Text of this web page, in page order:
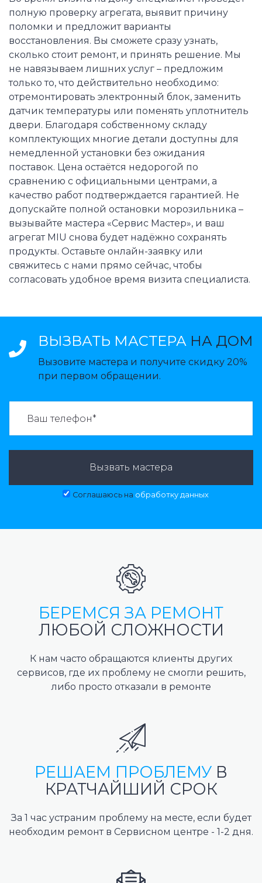
полную проверку агрегата, выявит причину
поломки и предложит варианты
восстановления. Вы сможете сразу узнать,
сколько стоит ремонт, и принять решение. Мы
не навязываем лишних услуг – предложим
только то, что действительно необходимо:
отремонтировать электронный блок, заменить
датчик температуры или поменять уплотнитель
двери. Благодаря собственному складу
комплектующих многие детали доступны для
немедленной установки без ожидания
поставок. Цена остаётся недорогой по
сравнению с официальными центрами, а
качество работ подтверждается гарантией. Не
допускайте полной остановки морозильника –
вызывайте мастера «Сервис Мастер», и ваш
агрегат MIU снова будет надёжно сохранять
продукты. Оставьте онлайн-заявку или
свяжитесь с нами прямо сейчас, чтобы
согласовать удобное время визита специалиста.
ВЫЗВАТЬ МАСТЕРА НА ДОМ
Вызовите мастера и получите скидку 20%
при первом обращении.
Вызвать мастера
Соглашаюсь на обработку данных
БЕРЕМСЯ ЗА РЕМОНТ
ЛЮБОЙ СЛОЖНОСТИ
К нам часто обращаются клиенты других
сервисов, где их проблему не смогли решить,
либо просто отказали в ремонте
РЕШАЕМ ПРОБЛЕМУ В
КРАТЧАЙШИЙ СРОК
За 1 час устраним проблему на месте, если будет
необходим ремонт в Сервисном центре - 1-2 дня.